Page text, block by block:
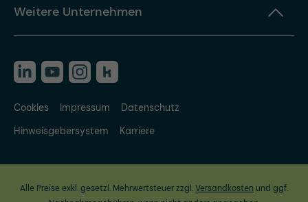
Weitere Unternehmen
Cookies Impressum
Datenschutz
Hinweisgebersystem
Karriere
Alle Preise exkl. gesetzl. Mehrwertsteuer zzgl.Versandkosten und ggf.